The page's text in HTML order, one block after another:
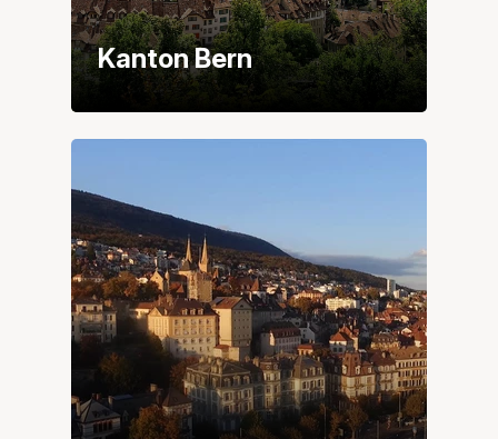
Kanton Bern